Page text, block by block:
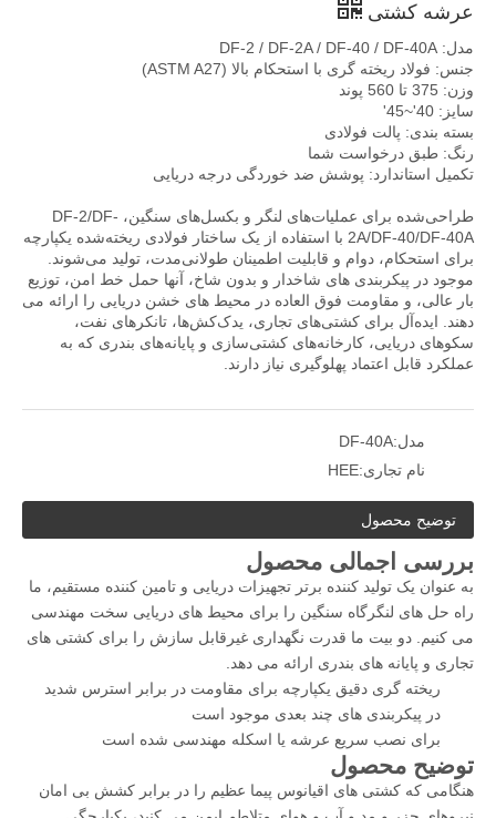
عرشه کشتی
مدل: DF-2 / DF-2A / DF-40 / DF-40A
جنس: فولاد ریخته گری با استحکام بالا (ASTM A27)
وزن: 375 تا 560 پوند
سایز: 40'~45'
بسته بندی: پالت فولادی
رنگ: طبق درخواست شما
تکمیل استاندارد: پوشش ضد خوردگی درجه دریایی
طراحی‌شده برای عملیات‌های لنگر و بکسل‌های سنگین، DF-2/DF-
2A/DF-40/DF-40A با استفاده از یک ساختار فولادی ریخته‌شده یکپارچه
برای استحکام، دوام و قابلیت اطمینان طولانی‌مدت، تولید می‌شوند.
موجود در پیکربندی های شاخدار و بدون شاخ، آنها حمل خط امن، توزیع
بار عالی، و مقاومت فوق العاده در محیط های خشن دریایی را ارائه می
دهند. ایده‌آل برای کشتی‌های تجاری، یدک‌کش‌ها، تانکرهای نفت،
سکوهای دریایی، کارخانه‌های کشتی‌سازی و پایانه‌های بندری که به
عملکرد قابل اعتماد پهلوگیری نیاز دارند.
مدل:DF-40A
نام تجاری:HEE
توضیح محصول
بررسی اجمالی محصول
به عنوان یک تولید کننده برتر تجهیزات دریایی و تامین کننده مستقیم، ما
راه حل های لنگرگاه سنگین را برای محیط های دریایی سخت مهندسی
می کنیم. دو بیت ما قدرت نگهداری غیرقابل سازش را برای کشتی های
تجاری و پایانه های بندری ارائه می دهد.
ریخته گری دقیق یکپارچه برای مقاومت در برابر استرس شدید
در پیکربندی های چند بعدی موجود است
برای نصب سریع عرشه یا اسکله مهندسی شده است
توضیح محصول
هنگامی که کشتی های اقیانوس پیما عظیم را در برابر کشش بی امان